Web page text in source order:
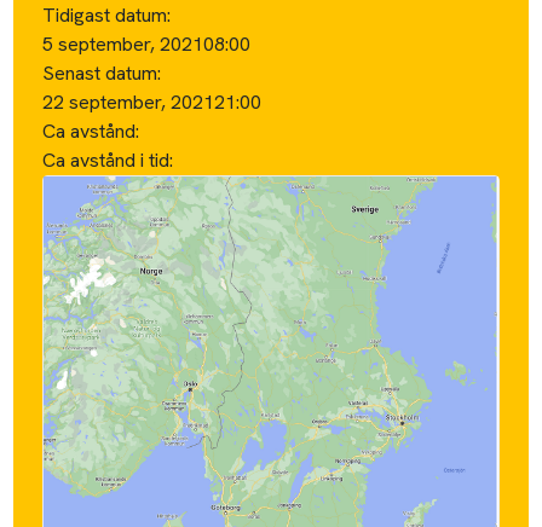
Tidigast datum:
5 september, 202108:00
Senast datum:
22 september, 202121:00
Ca avstånd:
Ca avstånd i tid: